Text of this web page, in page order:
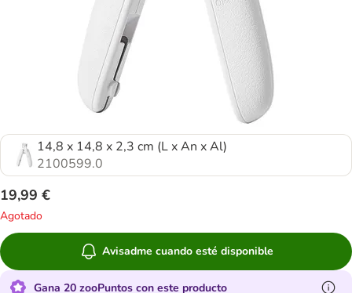
14,8 x 14,8 x 2,3 cm (L x An x Al)
2100599.0
19,99 €
Agotado
Avisadme cuando esté disponible
Gana 20 zooPuntos con este producto